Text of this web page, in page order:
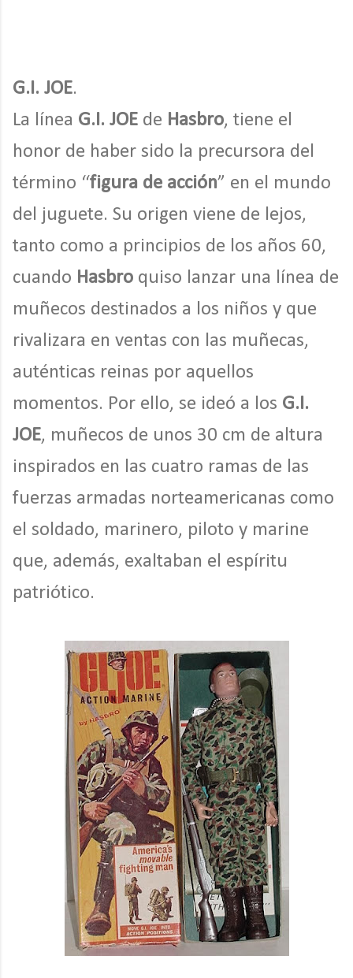
G.I. JOE.
La línea G.I. JOE de Hasbro, tiene el
honor de haber sido la precursora del
término “figura de acción” en el mundo
del juguete. Su origen viene de lejos,
tanto como a principios de los años 60,
cuando Hasbro quiso lanzar una línea de
muñecos destinados a los niños y que
rivalizara en ventas con las muñecas,
auténticas reinas por aquellos
momentos. Por ello, se ideó a los G.I.
JOE, muñecos de unos 30 cm de altura
inspirados en las cuatro ramas de las
fuerzas armadas norteamericanas como
el soldado, marinero, piloto y marine
que, además, exaltaban el espíritu
patriótico.